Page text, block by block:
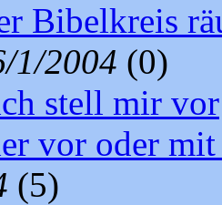
Bibelkreis
1/2004 (0)
stell mir vor
vor oder mit
(5)